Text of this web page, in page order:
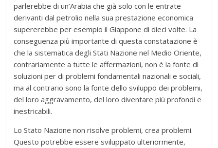
parlerebbe di un’Arabia che già solo con le entrate
derivanti dal petrolio nella sua prestazione economica
supererebbe per esempio il Giappone di dieci volte. La
conseguenza più importante di questa constatazione è
che la sistematica degli Stati Nazione nel Medio Oriente,
contrariamente a tutte le affermazioni, non è la fonte di
soluzioni per di problemi fondamentali nazionali e sociali,
ma al contrario sono la fonte dello sviluppo dei problemi,
del loro aggravamento, del loro diventare più profondi e
inestricabili.
Lo Stato Nazione non risolve problemi, crea problemi.
Questo potrebbe essere sviluppato ulteriormente,